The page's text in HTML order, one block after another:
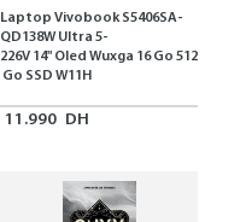
Laptop Vivobook S5406SA-
QD138W Ultra 5-
226V 14" Oled Wuxga 16 Go 512
Go SSD W11H
11.990 DH